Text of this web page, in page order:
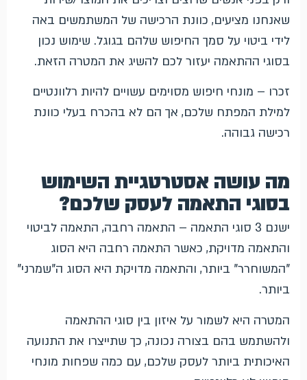
שאנחנו מציעים, כוונת הרכישה של המשתמשים באה
לידי ביטוי על סמך החיפוש שלהם בגוגל. שימוש נכון
בסוגי ההתאמה יעזור לכם להשיג את המטרה הזאת.
זכרו – מונחי חיפוש מסוימים עשויים להיות רלוונטיים
למילת המפתח שלכם, אך הם לא בהכרח בעלי כוונת
רכישה גבוהה.
מה עושה אסטרטגיית השימוש
בסוגי התאמה לעסק שלכם?
ישנם 3 סוגי התאמה – התאמה רחבה, התאמה לביטוי
והתאמה מדויקת, כאשר התאמה רחבה היא הסוג
"המשוחרר" ביותר, והתאמה מדויקת היא הסוג ה"שמרני"
ביותר.
המטרה היא לשמור על איזון בין סוגי ההתאמה
ולהשתמש בהם בצורה נכונה, כך שתייצרו את התנועה
האיכותית ביותר לעסק שלכם, עם כמה שפחות מונחי